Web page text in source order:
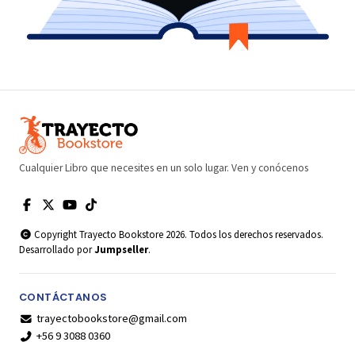
Cualquier Libro que necesites en un solo lugar. Ven y conócenos
Copyright Trayecto Bookstore 2026. Todos los derechos reservados.
Desarrollado porJumpseller.
CONTÁCTANOS
trayectobookstore@gmail.com
+56 9 3088 0360